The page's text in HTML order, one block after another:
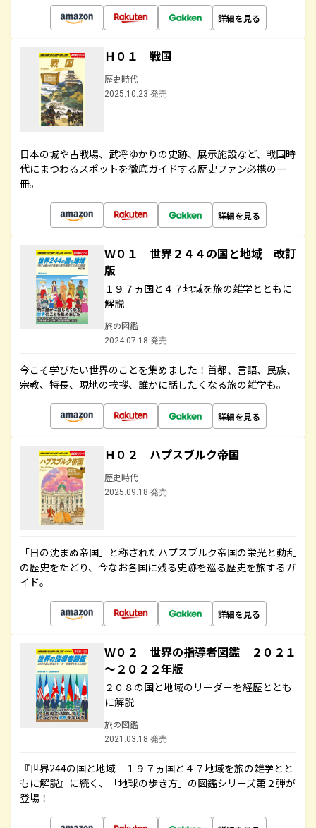
詳細を見る
Ｈ０１ 戦国
歴史時代
2025.10.23 発売
日本の城や古戦場、武将ゆかりの史跡、展示施設など、戦国時
代にまつわるスポットを徹底ガイドする歴史ファン必携の一
冊。
詳細を見る
Ｗ０１ 世界２４４の国と地域 改訂
版
１９７ヵ国と４７地域を旅の雑学とともに
解説
旅の図鑑
2024.07.18 発売
今こそ学びたい世界のことを集めました！首都、言語、民族、
宗教、特長、現地の挨拶、誰かに話したくなる旅の雑学も。
詳細を見る
Ｈ０２ ハプスブルク帝国
歴史時代
2025.09.18 発売
「日の沈まぬ帝国」と称されたハプスブルク帝国の栄光と動乱
の歴史をたどり、今なお各国に残る史跡を巡る歴史を旅するガ
イド。
詳細を見る
Ｗ０２ 世界の指導者図鑑 ２０２１
～２０２２年版
２０８の国と地域のリーダーを経歴ととも
に解説
旅の図鑑
2021.03.18 発売
『世界244の国と地域 １９７ヵ国と４７地域を旅の雑学とと
もに解説』に続く、「地球の歩き方」の図鑑シリーズ第２弾が
登場！